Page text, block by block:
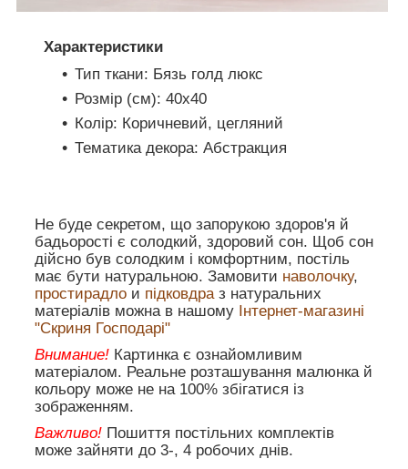
Характеристики
Тип ткани: Бязь голд люкс
Розмір (см): 40х40
Колір: Коричневий, цегляний
Тематика декора: Абстракция
Не буде секретом, що запорукою здоров'я й
бадьорості є солодкий, здоровий сон. Щоб сон
дійсно був солодким і комфортним, постіль
має бути натуральною. Замовити наволочку,
простирадло и підковдраз натуральних
матеріалів можна в нашому Інтернет-магазині
"Скриня Господарі"
Внимание! Картинка є ознайомливим
матеріалом. Реальне розташування малюнка й
кольору може не на 100% збігатися із
зображенням.
Важливо! Пошиття постільних комплектів
може зайняти до 3-, 4 робочих днів.